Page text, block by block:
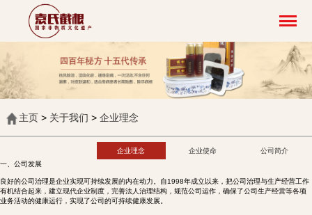
主页> 关于我们 > 企业理念
公司简介
企业使命
企业理念
一、公司发展
良好的公司治理是企业实现可持续发展的内在动力。自1998年成立以来，把公司治理与生产经营工作
有机结合起来，建立现代企业制度，完善法人治理结构，规范公司运作，确保了公司生产经营等各项
业务活动的健康运行，实现了公司的可持续健康发展。